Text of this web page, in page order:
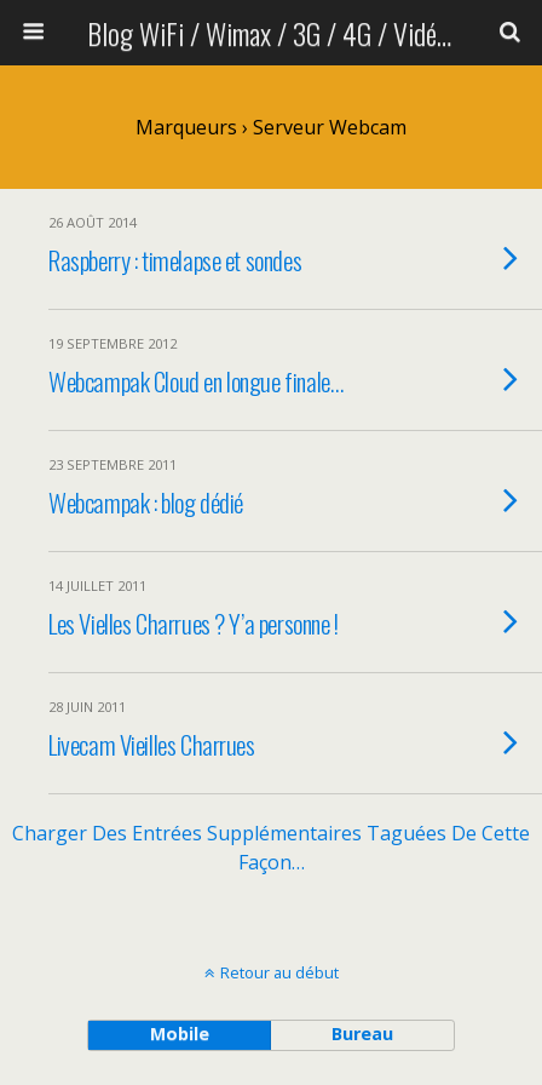
Blog WiFi / Wimax / 3G / 4G / Vidéo sans fil
Marqueurs › Serveur Webcam
26 AOÛT 2014
Raspberry : timelapse et sondes
19 SEPTEMBRE 2012
Webcampak Cloud en longue finale…
23 SEPTEMBRE 2011
Webcampak : blog dédié
14 JUILLET 2011
Les Vielles Charrues ? Y’a personne !
28 JUIN 2011
Livecam Vieilles Charrues
Charger Des Entrées Supplémentaires Taguées De Cette
Façon…
Retour au début
Mobile Bureau